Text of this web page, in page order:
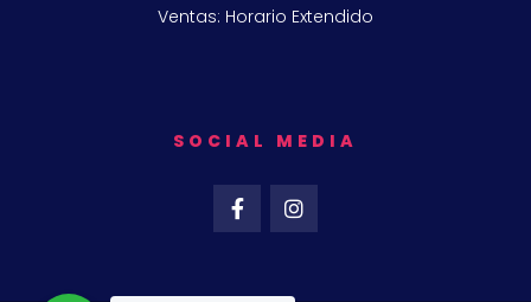
Ventas: Horario Extendido
SOCIAL MEDIA